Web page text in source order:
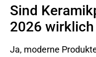
Sind
2026
Ja, moderne